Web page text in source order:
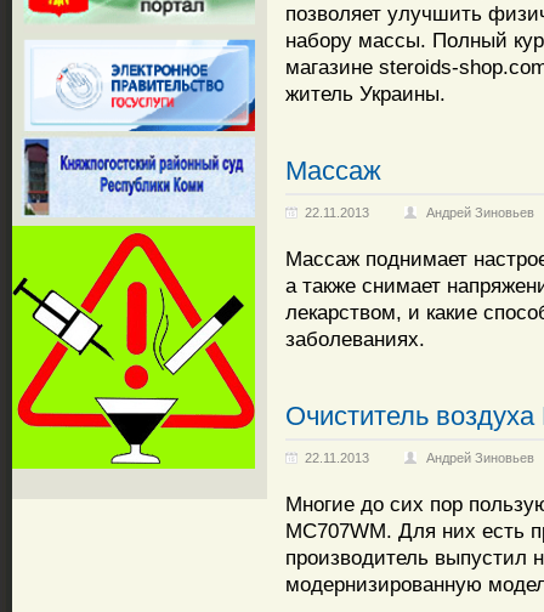
позволяет улучшить
набору массы. Полный
магазине steroids-
житель Украины.
Массаж
22.11.2013 Андрей Зиновьев
Массаж поднимает
а также снимает
лекарством, и какие
заболеваниях.
Очиститель воздуха
22.11.2013 Андрей Зиновьев
Многие до сих пор
MC707WM. Для них есть
производитель выпустил
модернизированную